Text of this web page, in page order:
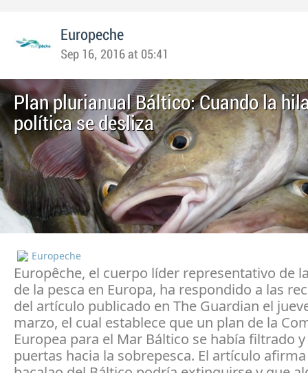
Europeche
Sep 16, 2016 at 05:41
Plan plurianual Báltico: Cuando la
política se desliza
Europeche
Europêche, el cuerpo líder representativo de
de la pesca en Europa, ha respondido a las
del artículo publicado en The Guardian el
marzo, el cual establece que un plan de la
Europea para el Mar Báltico se había filtrado
puertas hacia la sobrepesca. El artículo